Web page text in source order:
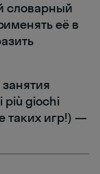
словарный
её в
più giochi
таких игр!) —